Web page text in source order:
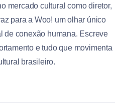
mercado cultural como diretor,
para a Woo! um olhar único
de conexão humana. Escreve
e tudo que movimenta
brasileiro.